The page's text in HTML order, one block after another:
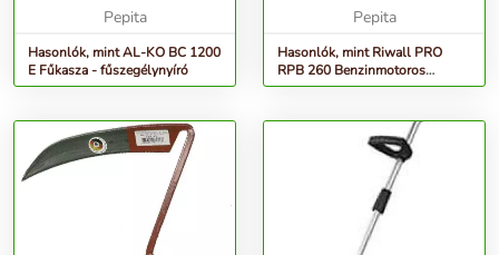
Pepita
Hasonlók, mint AL-KO BC 1200
E Fűkasza - fűszegélynyíró
Pepita
Hasonlók, mint Riwall PRO
RPB 260 Benzinmotoros
Fűkasza 26cm3